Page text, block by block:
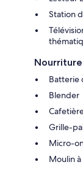
Station
Batterie
Blender
Grille-
Micro-
Moulin